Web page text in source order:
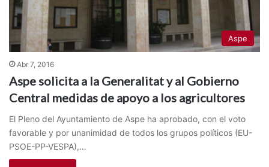
Aspe
Abr 7, 2016
Aspe solicita a la Generalitat y al Gobierno
Central medidas de apoyo a los agricultores
El Pleno del Ayuntamiento de Aspe ha aprobado, con el voto
favorable y por unanimidad de todos los grupos políticos (EU-
PSOE-PP-VESPA),…